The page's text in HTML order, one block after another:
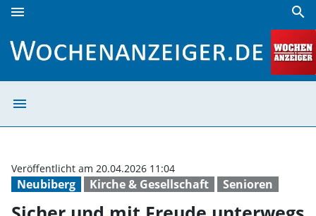
menu search
menu
Neubiberg Kirche & Gesellschaft Senioren
Veröffentlicht am 20.04.2026 11:04